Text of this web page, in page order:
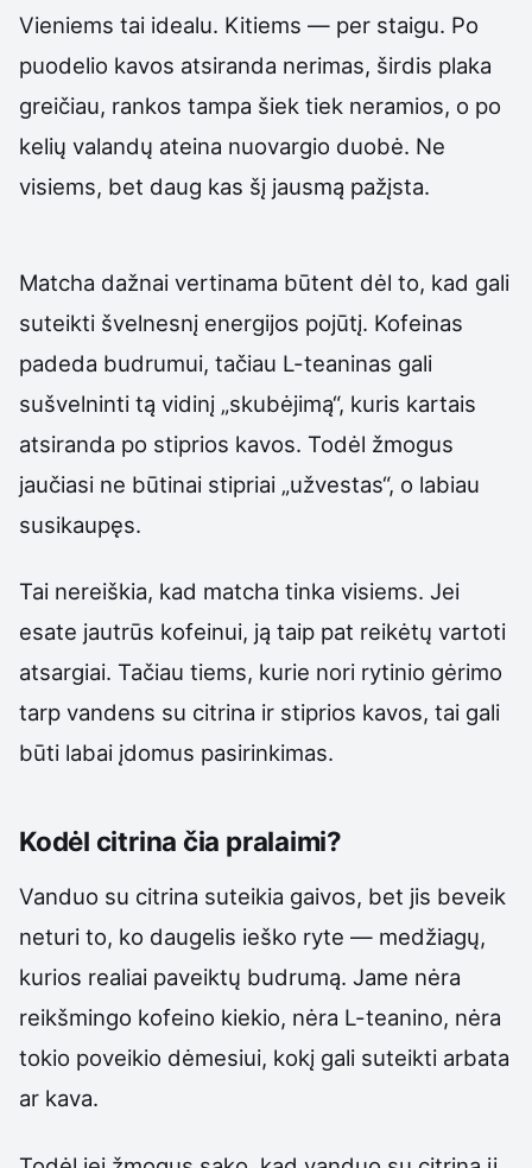
Vieniems tai idealu. Kitiems — per staigu. Po
puodelio kavos atsiranda nerimas, širdis plaka
greičiau, rankos tampa šiek tiek neramios, o po
kelių valandų ateina nuovargio duobė. Ne
visiems, bet daug kas šį jausmą pažįsta.
Matcha dažnai vertinama būtent dėl to, kad gali
suteikti švelnesnį energijos pojūtį. Kofeinas
padeda budrumui, tačiau L-teaninas gali
sušvelninti tą vidinį „skubėjimą“, kuris kartais
atsiranda po stiprios kavos. Todėl žmogus
jaučiasi ne būtinai stipriai „užvestas“, o labiau
susikaupęs.
Tai nereiškia, kad matcha tinka visiems. Jei
esate jautrūs kofeinui, ją taip pat reikėtų vartoti
atsargiai. Tačiau tiems, kurie nori rytinio gėrimo
tarp vandens su citrina ir stiprios kavos, tai gali
būti labai įdomus pasirinkimas.
Kodėl citrina čia pralaimi?
Vanduo su citrina suteikia gaivos, bet jis beveik
neturi to, ko daugelis ieško ryte — medžiagų,
kurios realiai paveiktų budrumą. Jame nėra
reikšmingo kofeino kiekio, nėra L-teanino, nėra
tokio poveikio dėmesiui, kokį gali suteikti arbata
ar kava.